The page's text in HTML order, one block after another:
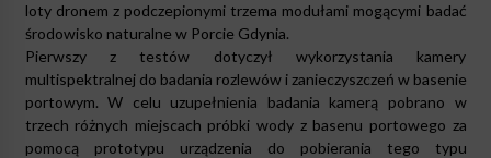
loty dronem z podczepionymi trzema modułami mogącymi badać
środowisko naturalne w Porcie Gdynia.
Pierwszy z testów dotyczył wykorzystania kamery
multispektralnej do badania rozlewów i zanieczyszczeń w basenie
portowym. W celu uzupełnienia badania kamerą pobrano w
trzech różnych miejscach próbki wody z basenu portowego za
pomocą prototypu urządzenia do pobierania tego typu